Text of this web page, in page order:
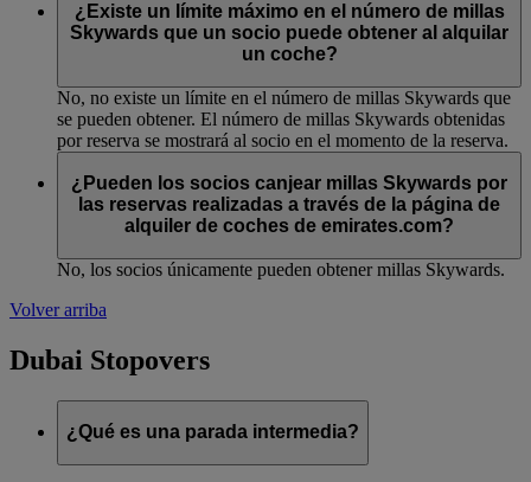
¿Existe un límite máximo en el número de millas
Skywards que un socio puede obtener al alquilar
un coche?
No, no existe un límite en el número de millas Skywards que
se pueden obtener. El número de millas Skywards obtenidas
por reserva se mostrará al socio en el momento de la reserva.
¿Pueden los socios canjear millas Skywards por
las reservas realizadas a través de la página de
alquiler de coches de emirates.com?
No, los socios únicamente pueden obtener millas Skywards.
Volver arriba
Dubai Stopovers
¿Qué es una parada intermedia?